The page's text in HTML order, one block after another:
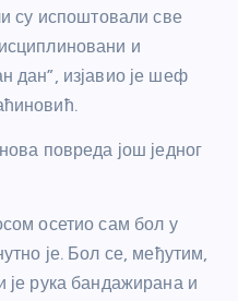
су испоштовали све
и
дан”, изјавио је шеф
повреда још једног
осетио сам бол у
је. Бол се, међутим,
је рука бандажирана и